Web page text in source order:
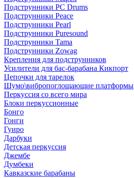
Подструнники PC Drums
Подструнники Peace
Подструнники Pearl
Подструнники Puresound
Подструнники Tama
Подструнники Zowag
Крепления для подструнников
Усилители для бас-барабана Кикпорт
Цепочки для тарелок
Шумо\вибропоглощающие платформы
Перкуссия со всего мира
Блоки перкуссионные
Бонго
Гонги
Гуиро
Дарбуки
Детская перкуссия
Джембе
Думбеки
Кавказские барабаны